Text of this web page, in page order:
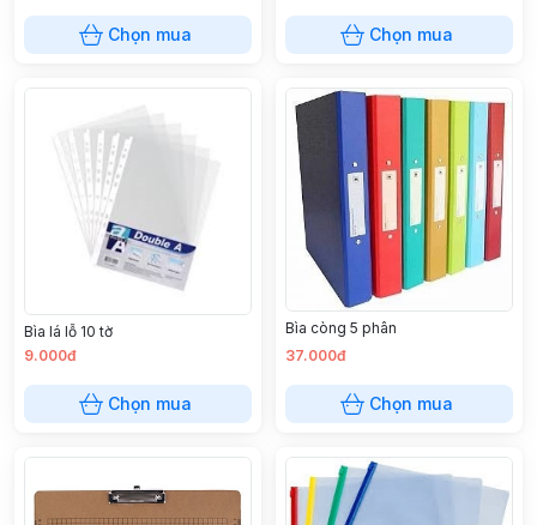
Chọn mua Chọn mua
Bìa lá lỗ 10 tờ
9.000đ
Chọn mua
Bìa còng 5 phân
37.000đ
Chọn mua